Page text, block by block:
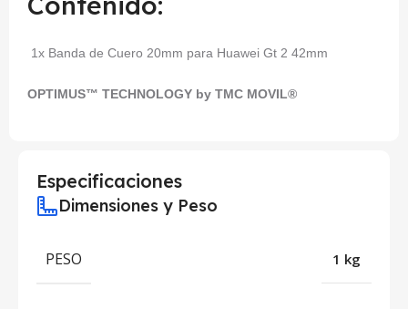
1x Banda de Cuero 20mm para Huawei Gt 2 42mm
OPTIMUS™ TECHNOLOGY by TMC MOVIL®
Especificaciones
Dimensiones y Peso
PESO 1 kg